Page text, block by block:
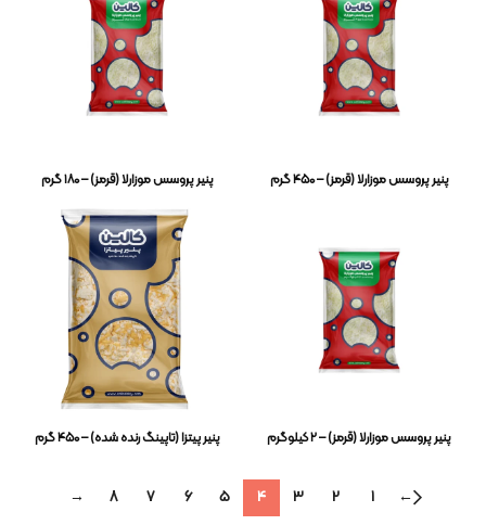
پنیر پروسس موزارلا (قرمز) – ۴۵۰ گرم پنیر پروسس موزارلا (قرمز) – ۱۸۰ گرم
پنیر پروسس موزارلا (قرمز) – ۲ کیلوگرم پنیر پیتزا (تاپینگ رنده شده) – ۴۵۰ گرم
←
1
2
3
4
5
6
7
8
→